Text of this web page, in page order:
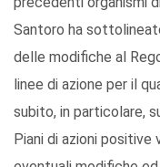
Santoro ha
delle modifiche al
linee di azione per il
subito, in particolare,
Piani di azioni